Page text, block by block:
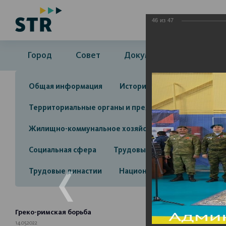
Город Совет Документы
Общая информация История Объекты
Территориальные органы и представительства
Жилищно-коммунальное хозяйство
Социальная сфера Трудовые отношения
Трудовые династии Национальные проекты
Греко-римская борьба
14.05.2022
46 из 47